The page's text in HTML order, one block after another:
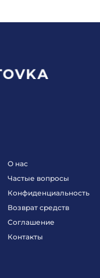
О нас
Частые вопросы
Конфиденциальность
Возврат средств
Соглашение
Контакты